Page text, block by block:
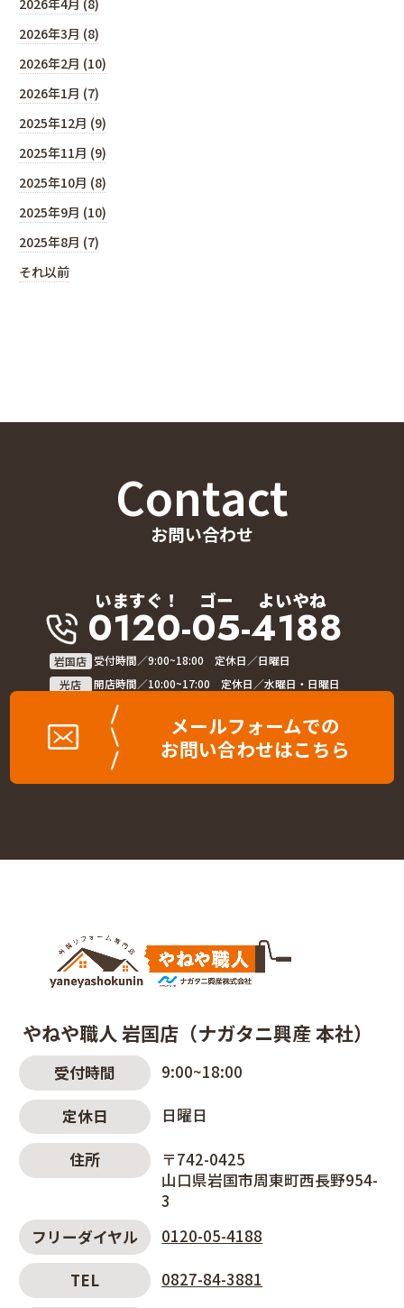
2026年4月 (8)
2026年3月 (8)
2026年2月 (10)
2026年1月 (7)
2025年12月 (9)
2025年11月 (9)
2025年10月 (8)
2025年9月 (10)
2025年8月 (7)
それ以前
Contact
お問い合わせ
いますぐ！ ゴー よいやね
0120-05-4188
岩国店 受付時間／9:00~18:00 定休日／日曜日
光店
開店時間／10:00~17:00 定休日／水曜日・日曜日
メールフォームでの
お問い合わせはこちら
やねや職人 岩国店（ナガタニ興産 本社）
受付時間 9:00~18:00
定休日 日曜日
住所
〒742-0425
山口県岩国市周東町西長野954-
3
フリーダイヤル
0120-05-4188
TEL 0827-84-3881